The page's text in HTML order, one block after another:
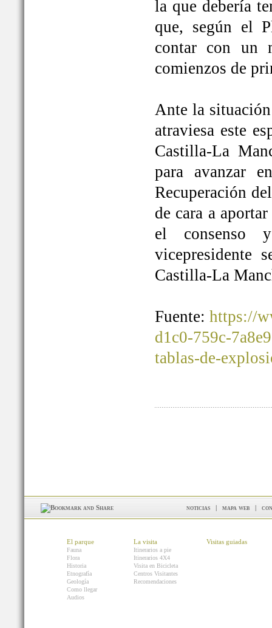
la que debería
que, según el
contar con un
comienzos de
Ante la
atraviesa este
Castilla-La
para avanzar
Recuperación
de cara a
el consenso
vicepresidente
Castilla-La
Fuente: https://
d1c0-759c-
tablas-de-
noticias | mapa web |
El parque
Fauna
Flora
Historia
Etnografía
Geología
Como llegar
Audios
La visita
Itinerarios a pie
Itinerarios 4X4
Visita en Bicicleta
Centros Visitantes
Recomendaciones
Visitas guiadas